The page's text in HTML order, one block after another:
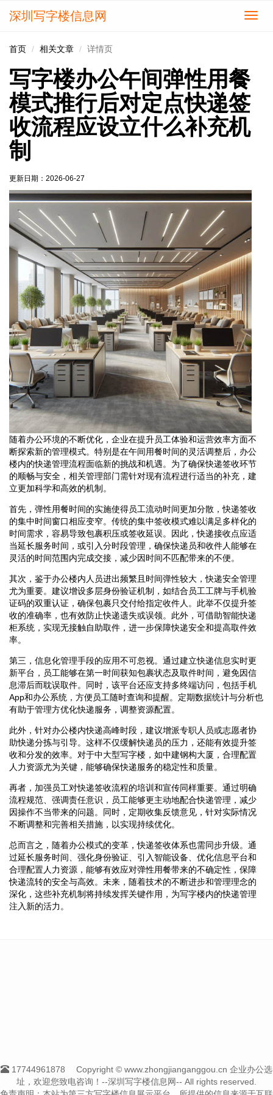
切
深圳写字楼信息网
首页 相关文章 详情页
写字楼办公午间弹性用餐
模式推行后对定点快递签
收流程应设立什么补充机
制
更新日期： 2026-06-27
随着办公环境的不断优化，企业在提升员工体验和运营效率方面不
断探索新的管理模式。特别是在午间用餐时间的灵活调整后，办公
楼内的快递管理流程面临新的挑战和机遇。为了确保快递签收环节
的顺畅与安全，相关管理部门需针对现有流程进行适当的补充，建
立更加科学和高效的机制。
首先，弹性用餐时间的实施使得员工流动时间更加分散，快递签收
的集中时间窗口相应变窄。传统的集中签收模式难以满足多样化的
时间需求，容易导致包裹积压或签收延误。因此，快递接收点应适
当延长服务时间，或引入分时段管理，确保快递员和收件人能够在
灵活的时间范围内完成交接，减少因时间不匹配带来的不便。
其次，鉴于办公楼内人员进出频繁且时间弹性较大，快递安全管理
尤为重要。建议增设多层身份验证机制，如结合员工工牌与手机验
证码的双重认证，确保包裹只交付给指定收件人。此举不仅提升签
收的准确率，也有效防止快递遗失或误领。此外，可借助智能快递
柜系统，实现无接触自助取件，进一步保障快递安全和提高取件效
率。
第三，信息化管理手段的应用不可忽视。通过建立快递信息实时更
新平台，员工能够在第一时间获知包裹状态及取件时间，避免因信
息滞后而耽误取件。同时，该平台还应支持多终端访问，包括手机
App和办公系统，方便员工随时查询和提醒。定期数据统计与分析也
有助于管理方优化快递服务，调整资源配置。
此外，针对办公楼内快递高峰时段，建议增派专职人员或志愿者协
助快递分拣与引导。这样不仅缓解快递员的压力，还能有效提升签
收和分发的效率。对于中大型写字楼，如中建钢构大厦，合理配置
人力资源尤为关键，能够确保快递服务的稳定性和质量。
再者，加强员工对快递签收流程的培训和宣传同样重要。通过明确
流程规范、强调责任意识，员工能够更主动地配合快递管理，减少
因操作不当带来的问题。同时，定期收集反馈意见，针对实际情况
不断调整和完善相关措施，以实现持续优化。
总而言之，随着办公模式的变革，快递签收体系也需同步升级。通
过延长服务时间、强化身份验证、引入智能设备、优化信息平台和
合理配置人力资源，能够有效应对弹性用餐带来的不确定性，保障
快递流转的安全与高效。未来，随着技术的不断进步和管理理念的
深化，这些补充机制将持续发挥关键作用，为写字楼内的快递管理
注入新的活力。
17744961878
Copyright © www.zhongjianganggou.cn 企业办公选
址，欢迎您致电咨询！--深圳写字楼信息网-- All rights reserved.